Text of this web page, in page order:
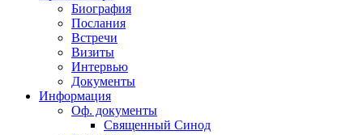
Биография
Послания
Встречи
Визиты
Интервью
Документы
Информация
Оф. документы
Священный Синод